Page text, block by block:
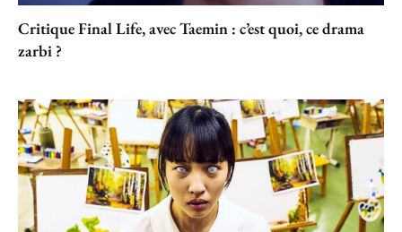
Critique Final Life, avec Taemin : c’est quoi, ce drama
zarbi ?